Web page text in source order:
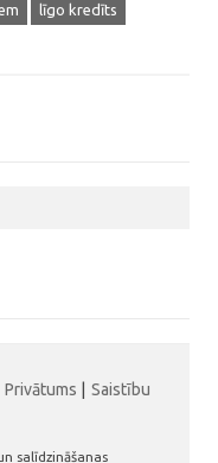
līgo kredīts
Privātums
Saistību
salīdzināšanas